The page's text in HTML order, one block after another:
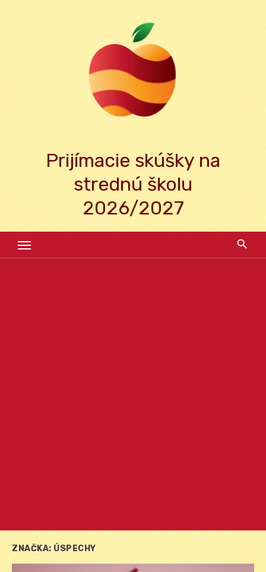
Prijímacie skúšky na
strednú školu
2026/2027
ZNAČKA: ÚSPECHY